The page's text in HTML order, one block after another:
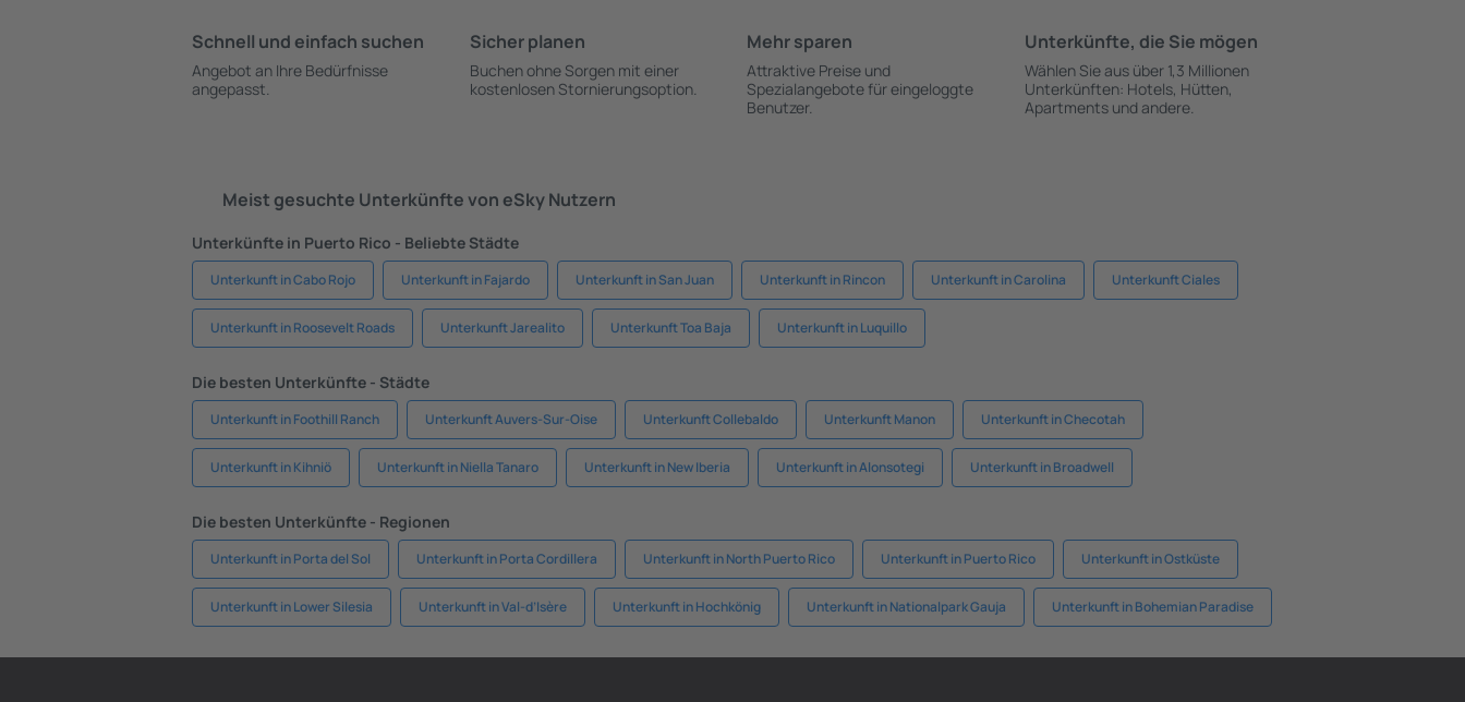
Schnell und einfach suchen
Angebot an Ihre Bedürfnisse
angepasst.
Sicher planen
Buchen ohne Sorgen mit einer
kostenlosen Stornierungsoption.
Mehr sparen
Attraktive Preise und
Spezialangebote für eingeloggte
Benutzer.
Unterkünfte, die Sie mögen
Wählen Sie aus über 1,3 Millionen
Unterkünften: Hotels, Hütten,
Apartments und andere.
Meist gesuchte Unterkünfte von eSky Nutzern
Unterkünfte in Puerto Rico - Beliebte Städte
Unterkunft in Cabo Rojo Unterkunft in Fajardo Unterkunft in San Juan Unterkunft in Rincon Unterkunft in Carolina Unterkunft Ciales
Unterkunft in Roosevelt Roads Unterkunft Jarealito Unterkunft Toa Baja Unterkunft in Luquillo
Die besten Unterkünfte - Städte
Unterkunft in Foothill Ranch Unterkunft Auvers-Sur-Oise Unterkunft Collebaldo Unterkunft Manon Unterkunft in Checotah
Unterkunft in Kihniö Unterkunft in Niella Tanaro Unterkunft in New Iberia Unterkunft in Alonsotegi Unterkunft in Broadwell
Die besten Unterkünfte - Regionen
Unterkunft in Porta del Sol Unterkunft in Porta Cordillera Unterkunft in North Puerto Rico Unterkunft in Puerto Rico Unterkunft in Ostküste
Unterkunft in Lower Silesia Unterkunft in Val-d’Isère Unterkunft in Hochkönig Unterkunft in Nationalpark Gauja Unterkunft in Bohemian Paradise